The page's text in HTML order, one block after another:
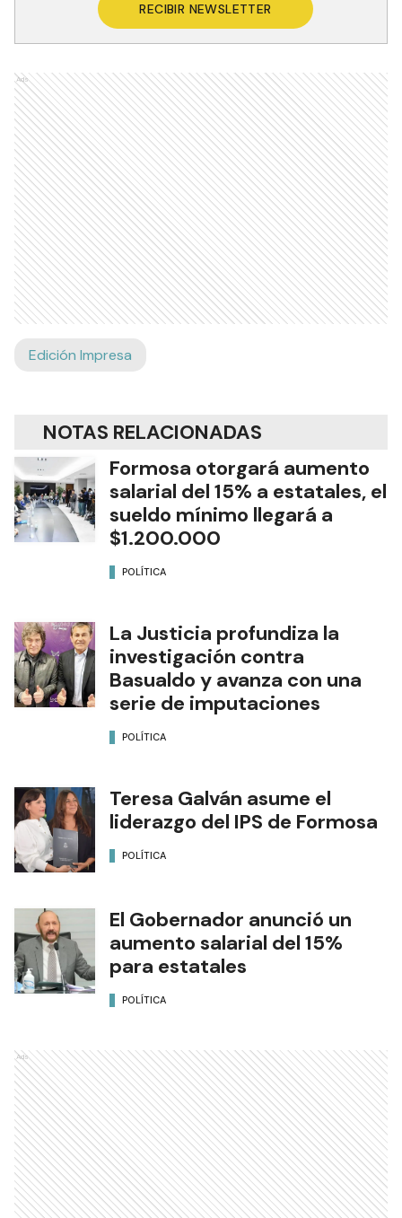
RECIBIR NEWSLETTER
Ads
Edición Impresa
NOTAS RELACIONADAS
Formosa otorgará aumento
salarial del 15% a estatales, el
sueldo mínimo llegará a
$1.200.000
POLÍTICA
La Justicia profundiza la
investigación contra
Basualdo y avanza con una
serie de imputaciones
POLÍTICA
Teresa Galván asume el
liderazgo del IPS de Formosa
POLÍTICA
El Gobernador anunció un
aumento salarial del 15%
para estatales
POLÍTICA
Ads